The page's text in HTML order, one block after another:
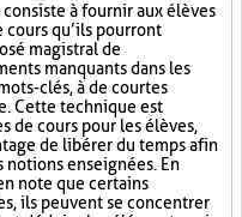
consiste à fournir aux élèves
qu’ils pourront
magistral de
manquants dans les
clés, à de courtes
Cette technique est
de cours pour les élèves,
de libérer du temps afin
enseignées. En
note que certains
ils peuvent se concentrer